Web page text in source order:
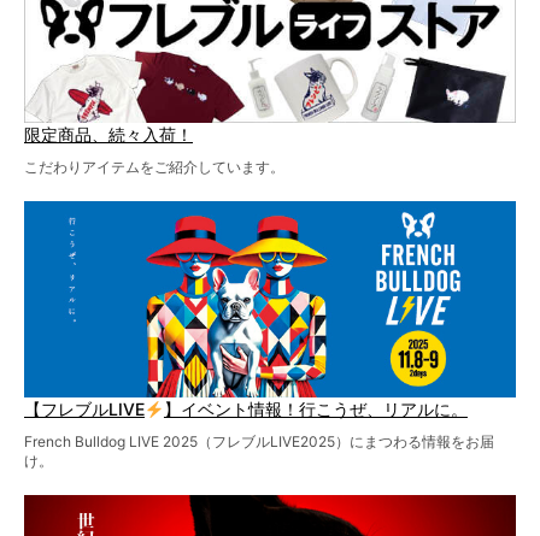
限定商品、続々入荷！
こだわりアイテムをご紹介しています。
【フレブルLIVE 】イベント情報！行こうぜ、リアルに。
French Bulldog LIVE 2025（フレブルLIVE2025）にまつわる情報をお届
け。